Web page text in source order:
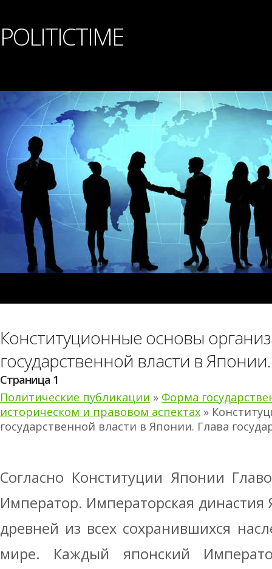
POLITICTIME
Конституционные основы
государственной власти в Японии.
Страница 1
Политические публикации » Форма
историческом и правовом аспектах »
государственной власти в Японии. Глава
Согласно Конституции Японии
Император. Императорская династия
древней из всех сохранившихся
мире. Каждый японский